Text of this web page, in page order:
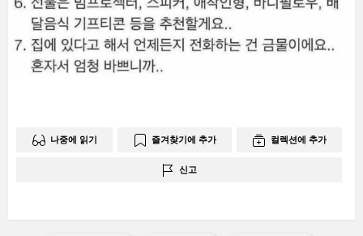
나중에 읽기 즐겨찾기에 추가 컬렉션에 추가
신고